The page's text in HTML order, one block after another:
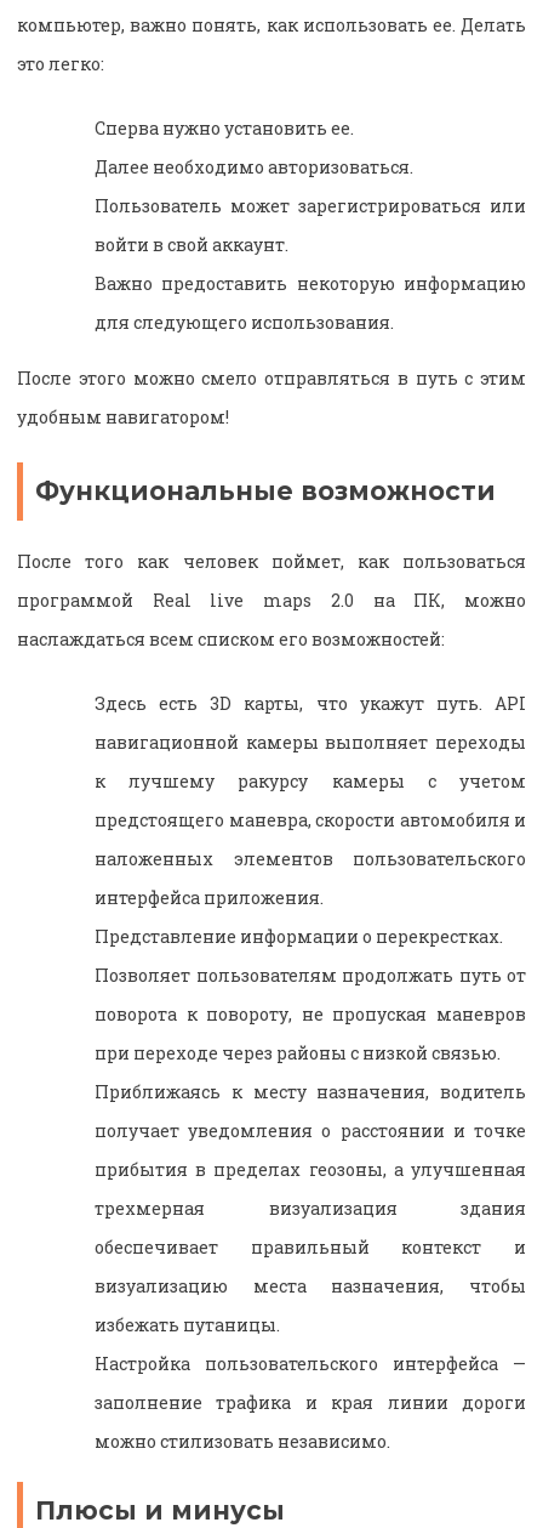
компьютер, важно понять, как использовать ее. Делать
это легко:
Сперва нужно установить ее.
Далее необходимо авторизоваться.
Пользователь может зарегистрироваться или
войти в свой аккаунт.
Важно предоставить некоторую информацию
для следующего использования.
После этого можно смело отправляться в путь с этим
удобным навигатором!
Функциональные возможности
После того как человек поймет, как пользоваться
программой Real live maps 2.0 на ПК, можно
наслаждаться всем списком его возможностей:
Здесь есть 3D карты, что укажут путь. API
навигационной камеры выполняет переходы
к лучшему ракурсу камеры с учетом
предстоящего маневра, скорости автомобиля и
наложенных элементов пользовательского
интерфейса приложения.
Представление информации о перекрестках.
Позволяет пользователям продолжать путь от
поворота к повороту, не пропуская маневров
при переходе через районы с низкой связью.
Приближаясь к месту назначения, водитель
получает уведомления о расстоянии и точке
прибытия в пределах геозоны, а улучшенная
трехмерная визуализация здания
обеспечивает правильный контекст и
визуализацию места назначения, чтобы
избежать путаницы.
Настройка пользовательского интерфейса —
заполнение трафика и края линии дороги
можно стилизовать независимо.
Плюсы и минусы